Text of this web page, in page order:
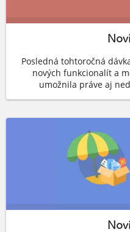
Posledná tohtoročná
nových funkcionalít a
umožnila práve aj